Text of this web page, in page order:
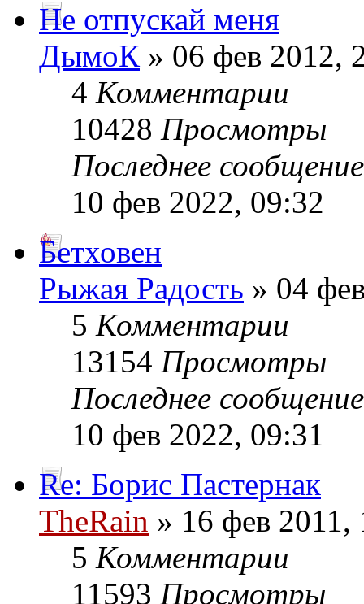
Не отпускай меня
ДымоК » 06 фев 2012,
4 Комментарии
10428 Просмотры
Последнее
10 фев 2022, 09:32
Бетховен
Рыжая Радость » 04
5 Комментарии
13154 Просмотры
Последнее
10 фев 2022, 09:31
Re: Борис Пастернак
TheRain » 16 фев 2011,
5 Комментарии
11593 Просмотры